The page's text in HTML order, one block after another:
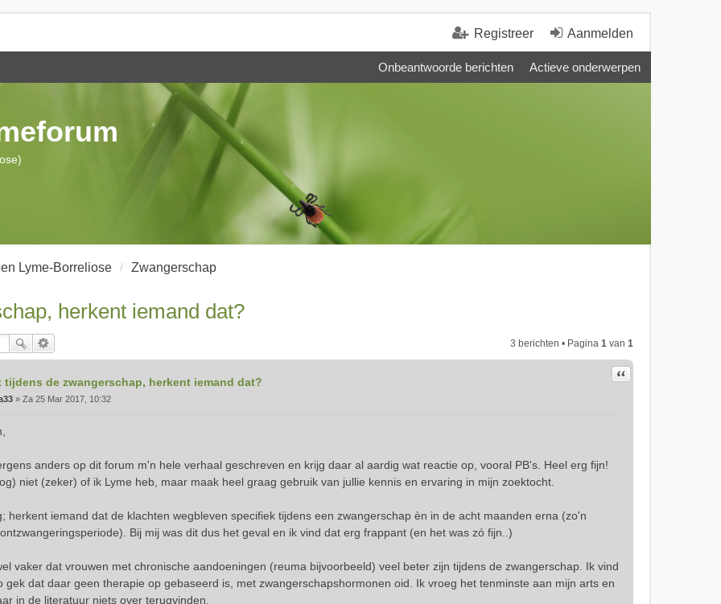
Aanmelden
Registreer
Onbeantwoorde berichten Actieve onderwerpen
Lyme-Borreliose Zwangerschap
herkent iemand dat?
3 berichten • Pagina 1 van 1
tijdens de zwangerschap, herkent iemand dat? Citeer
» Za 25 Mar 2017, 10:32
anders op dit forum m'n hele verhaal geschreven en krijg daar al aardig wat reactie op, vooral PB's. Heel erg fijn!
niet (zeker) of ik Lyme heb, maar maak heel graag gebruik van jullie kennis en ervaring in mijn zoektocht.
herkent iemand dat de klachten wegbleven specifiek tijdens een zwangerschap èn in de acht maanden erna (zo'n
Bij mij was dit dus het geval en ik vind dat erg frappant (en het was zó fijn..)
vaker dat vrouwen met chronische aandoeningen (reuma bijvoorbeeld) veel beter zijn tijdens de zwangerschap. Ik vind
gek dat daar geen therapie op gebaseerd is, met zwangerschapshormonen oid. Ik vroeg het tenminste aan mijn arts en
in de literatuur niets over terugvinden.